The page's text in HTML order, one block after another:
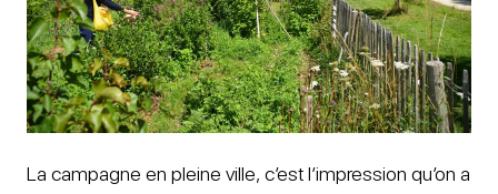
La campagne en pleine ville, c’est l’impression qu’on a